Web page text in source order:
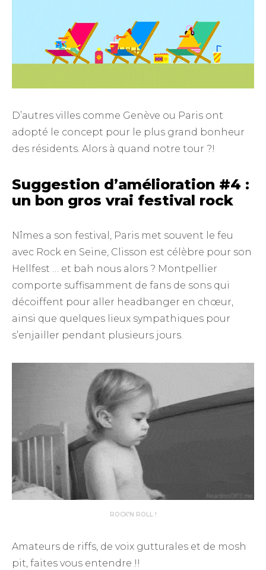
D’autres villes comme Genève ou Paris ont
adopté le concept pour le plus grand bonheur
des résidents. Alors à quand notre tour ?!
Suggestion d’amélioration #4 :
un bon gros vrai festival rock
Nîmes a son festival, Paris met souvent le feu
avec Rock en Seine, Clisson est célèbre pour son
Hellfest … et bah nous alors ? Montpellier
comporte suffisamment de fans de sons qui
décoiffent pour aller headbanger en chœur,
ainsi que quelques lieux sympathiques pour
s’enjailler pendant plusieurs jours.
ROCK’N ROLL !
Amateurs de riffs, de voix gutturales et de mosh
pit, faites vous entendre !!